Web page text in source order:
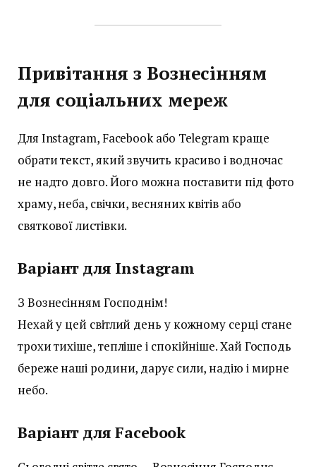
Привітання з Вознесінням
для соціальних мереж
Для Instagram, Facebook або Telegram краще
обрати текст, який звучить красиво і водночас
не надто довго. Його можна поставити під фото
храму, неба, свічки, весняних квітів або
святкової листівки.
Варіант для Instagram
З Вознесінням Господнім!
Нехай у цей світлий день у кожному серці стане
трохи тихіше, тепліше і спокійніше. Хай Господь
береже наші родини, дарує сили, надію і мирне
небо.
Варіант для Facebook